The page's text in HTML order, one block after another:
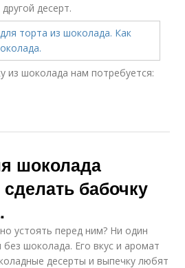
десерт.
из шоколада нам потребуется:
шоколада
бабочку
устоять перед ним? Ни один
без шоколада. Его вкус и аромат
десерты и выпечку любят